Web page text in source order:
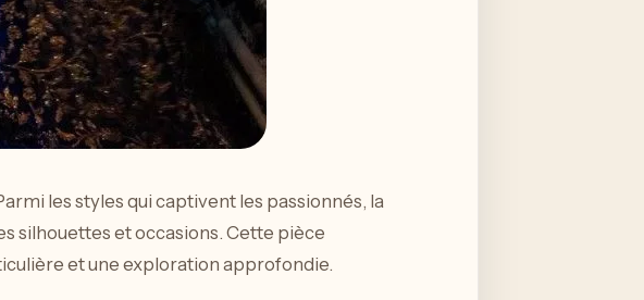
les styles qui captivent les passionnés, la
silhouettes et occasions. Cette pièce
et une exploration approfondie.